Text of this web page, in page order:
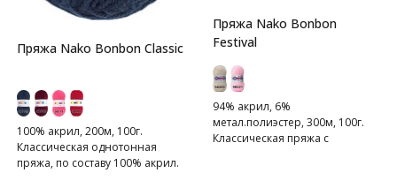
Пряжа Nako Bonbon Classic
100% акрил, 200м, 100г.
Классическая однотонная
пряжа, по составу 100% акрил.
Пряжа Nako Bonbon
Festival
94% акрил, 6%
метал.полиэстер, 300м, 100г.
Классическая пряжа с